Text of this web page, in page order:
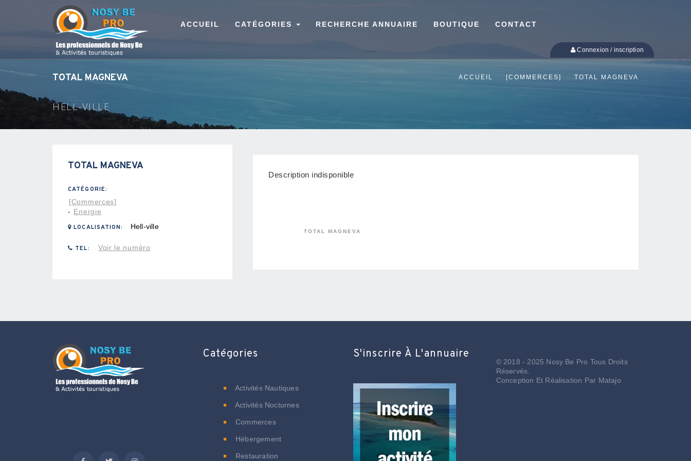
ACCUEIL CATÉGORIES RECHERCHE ANNUAIRE BOUTIQUE CONTACT
Connexion / inscription
TOTAL MAGNEVA
HELL-VILLE
ACCUEIL [COMMERCES] TOTAL MAGNEVA
TOTAL MAGNEVA
CATÉGORIE:
[Commerces]
- Energie
LOCALISATION: Hell-ville
TEL: Voir le numéro
Description indisponible
TOTAL MAGNEVA
Catégories
Activités Nautiques
Activités Nocturnes
Commerces
Hébergement
Restauration
S'inscrire À L'annuaire
© 2018 - 2025 Nosy Be Pro Tous Droits
Réservés.
Conception Et Réalisation Par Matajo